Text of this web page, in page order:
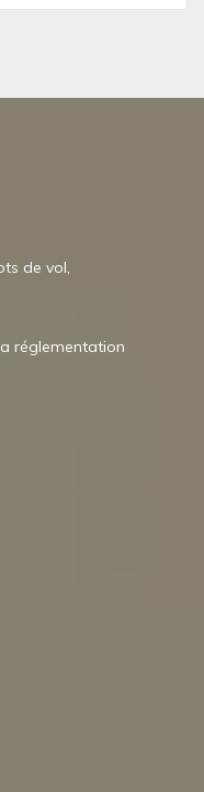
de vol,
réglementation